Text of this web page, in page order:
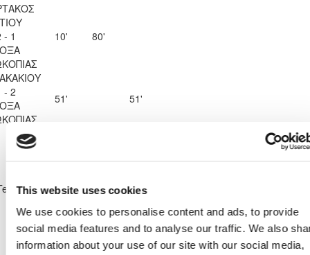
This website uses cookies
We use cookies to personalise content and ads, to provide
social media features and to analyse our traffic. We also
information about your use of our site with our social media,
- 1
10' 80'
- 2
51' 51'
ΔΟΞΑ ΚΑΤΩΚΟΠΙΑΣ
Shirt Number
28